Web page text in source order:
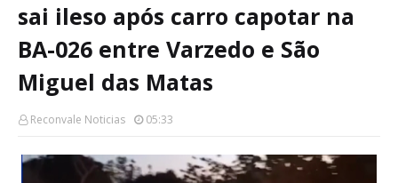
sai ileso após carro capotar na
BA-026 entre Varzedo e São
Miguel das Matas
Reconvale Noticias 05:33